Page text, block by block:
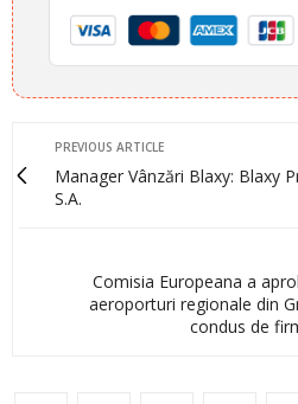
PREVIOUS ARTICLE
Manager Vânzări Blaxy: Blaxy
S.A.
Comisia Europeana a
aeroporturi regionale din
condus de